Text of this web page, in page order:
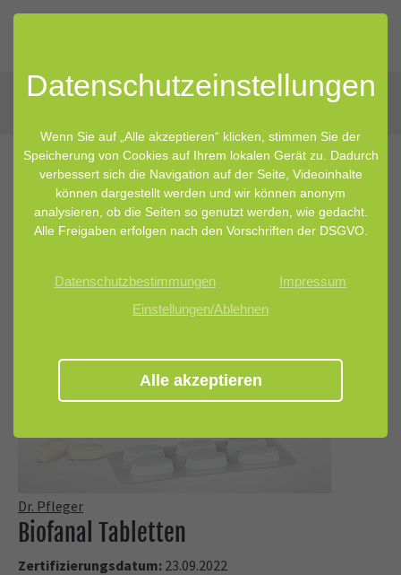
Dr. Pfleger
Biofanal Tabletten
Zertifizierungsdatum: 23.09.2022
Datenschutz­einstellungen
Wenn Sie auf „Alle akzeptieren“ klicken, stimmen Sie der
Speicherung von Cookies auf Ihrem lokalen Gerät zu. Dadurch
verbessert sich die Navigation auf der Seite, Videoinhalte
können dargestellt werden und wir können anonym
analysieren, ob die Seiten so genutzt werden, wie gedacht.
Alle Freigaben erfolgen nach den Vorschriften der DSGVO.
Datenschutzbestimmungen
Impressum
Einstellungen/Ablehnen